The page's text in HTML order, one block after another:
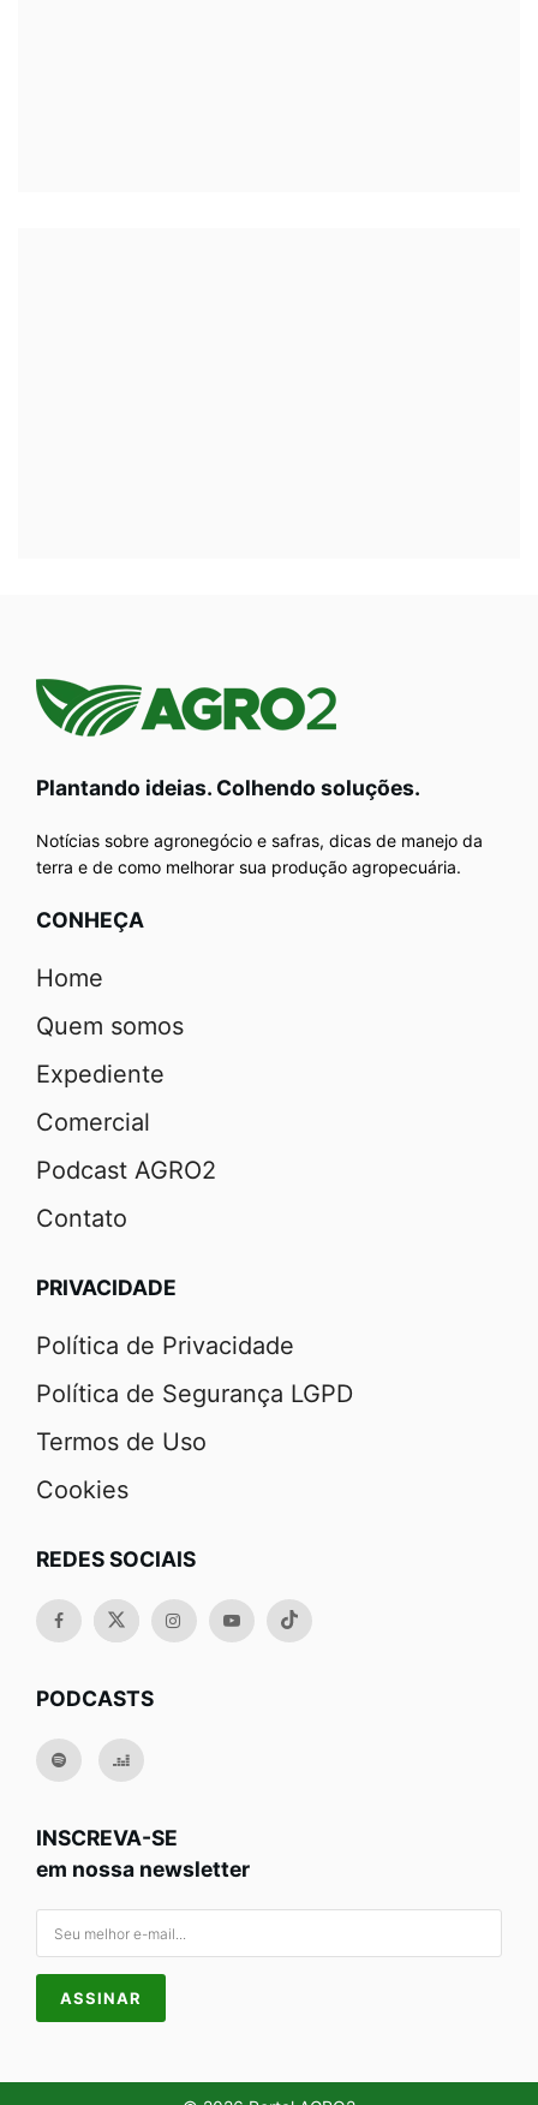
Plantando ideias. Colhendo soluções.
Notícias sobre agronegócio e safras, dicas de manejo da
terra e de como melhorar sua produção agropecuária.
CONHEÇA
Home
Quem somos
Expediente
Comercial
Podcast AGRO2
Contato
PRIVACIDADE
Política de Privacidade
Política de Segurança LGPD
Termos de Uso
Cookies
REDES SOCIAIS
PODCASTS
INSCREVA-SE
em nossa newsletter